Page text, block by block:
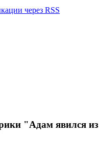
через RSS
"Адам явился